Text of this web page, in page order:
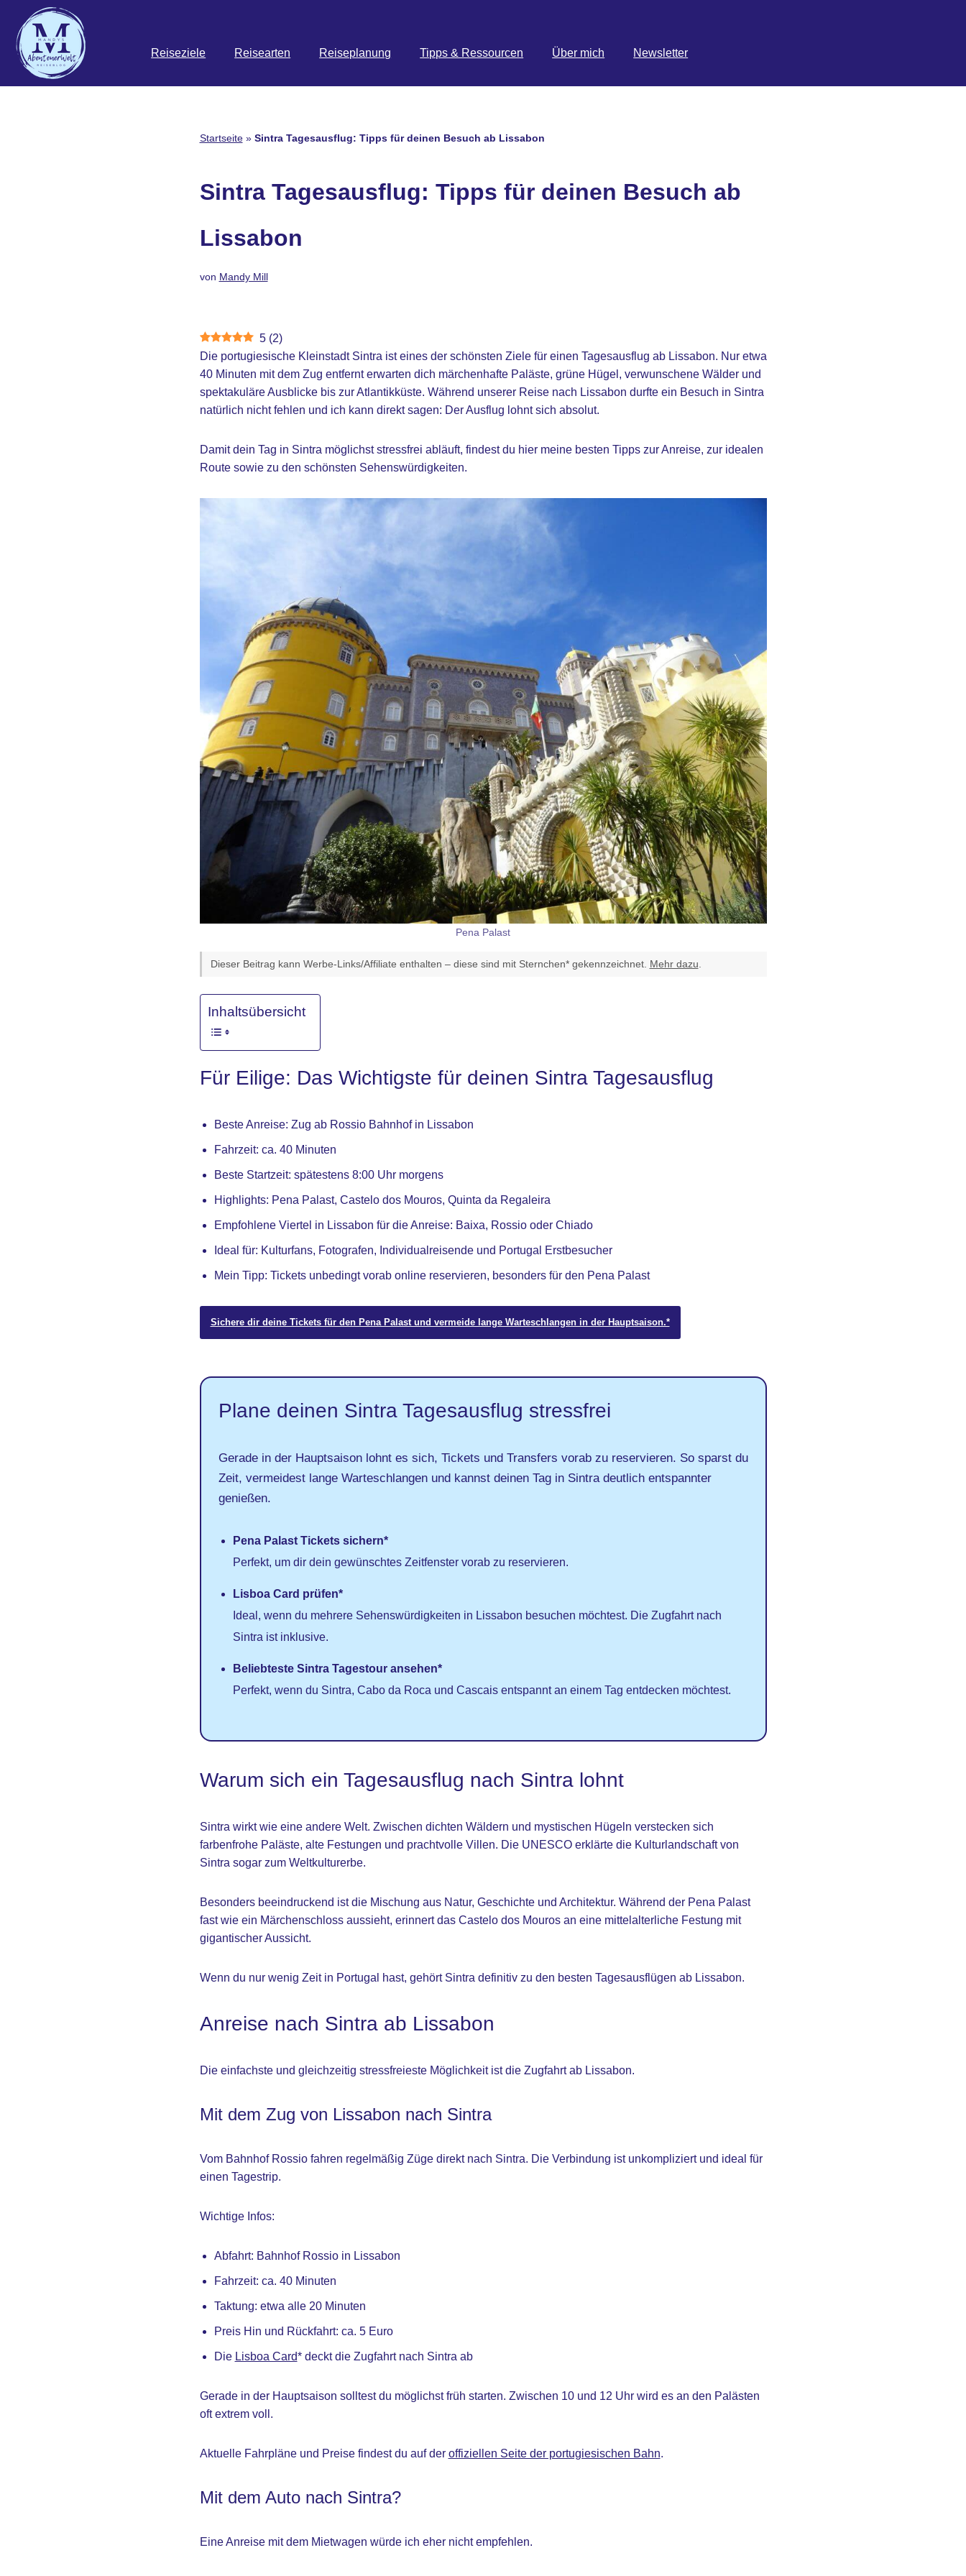
Zum
Inhalt
springen
Reiseziele Reisearten Reiseplanung Tipps & Ressourcen Über mich Newsletter
Startseite» Sintra Tagesausflug: Tipps für deinen Besuch ab Lissabon
Sintra Tagesausflug: Tipps für deinen Besuch ab
Lissabon
von Mandy Mill
5 (2)
Die portugiesische Kleinstadt Sintra ist eines der schönsten Ziele für einen Tagesausflug ab Lissabon. Nur etwa
40 Minuten mit dem Zug entfernt erwarten dich märchenhafte Paläste, grüne Hügel, verwunschene Wälder und
spektakuläre Ausblicke bis zur Atlantikküste. Während unserer Reise nach Lissabon durfte ein Besuch in Sintra
natürlich nicht fehlen und ich kann direkt sagen: Der Ausflug lohnt sich absolut.
Damit dein Tag in Sintra möglichst stressfrei abläuft, findest du hier meine besten Tipps zur Anreise, zur idealen
Route sowie zu den schönsten Sehenswürdigkeiten.
Pena Palast
Dieser Beitrag kann Werbe-Links/Affiliate enthalten – diese sind mit Sternchen* gekennzeichnet. Mehr dazu.
Inhaltsübersicht
Für Eilige: Das Wichtigste für deinen Sintra Tagesausflug
Beste Anreise: Zug ab Rossio Bahnhof in Lissabon
Fahrzeit: ca. 40 Minuten
Beste Startzeit: spätestens 8:00 Uhr morgens
Highlights: Pena Palast, Castelo dos Mouros, Quinta da Regaleira
Empfohlene Viertel in Lissabon für die Anreise: Baixa, Rossio oder Chiado
Ideal für: Kulturfans, Fotografen, Individualreisende und Portugal Erstbesucher
Mein Tipp: Tickets unbedingt vorab online reservieren, besonders für den Pena Palast
Sichere dir deine Tickets für den Pena Palast und vermeide lange Warteschlangen in der Hauptsaison.*
Plane deinen Sintra Tagesausflug stressfrei
Gerade in der Hauptsaison lohnt es sich, Tickets und Transfers vorab zu reservieren. So sparst du
Zeit, vermeidest lange Warteschlangen und kannst deinen Tag in Sintra deutlich entspannter
genießen.
Pena Palast Tickets sichern*
Perfekt, um dir dein gewünschtes Zeitfenster vorab zu reservieren.
Lisboa Card prüfen*
Ideal, wenn du mehrere Sehenswürdigkeiten in Lissabon besuchen möchtest. Die Zugfahrt nach
Sintra ist inklusive.
Beliebteste Sintra Tagestour ansehen*
Perfekt, wenn du Sintra, Cabo da Roca und Cascais entspannt an einem Tag entdecken möchtest.
Warum sich ein Tagesausflug nach Sintra lohnt
Sintra wirkt wie eine andere Welt. Zwischen dichten Wäldern und mystischen Hügeln verstecken sich
farbenfrohe Paläste, alte Festungen und prachtvolle Villen. Die UNESCO erklärte die Kulturlandschaft von
Sintra sogar zum Weltkulturerbe.
Besonders beeindruckend ist die Mischung aus Natur, Geschichte und Architektur. Während der Pena Palast
fast wie ein Märchenschloss aussieht, erinnert das Castelo dos Mouros an eine mittelalterliche Festung mit
gigantischer Aussicht.
Wenn du nur wenig Zeit in Portugal hast, gehört Sintra definitiv zu den besten Tagesausflügen ab Lissabon.
Anreise nach Sintra ab Lissabon
Die einfachste und gleichzeitig stressfreieste Möglichkeit ist die Zugfahrt ab Lissabon.
Mit dem Zug von Lissabon nach Sintra
Vom Bahnhof Rossio fahren regelmäßig Züge direkt nach Sintra. Die Verbindung ist unkompliziert und ideal für
einen Tagestrip.
Wichtige Infos:
Abfahrt: Bahnhof Rossio in Lissabon
Fahrzeit: ca. 40 Minuten
Taktung: etwa alle 20 Minuten
Preis Hin und Rückfahrt: ca. 5 Euro
Die Lisboa Card* deckt die Zugfahrt nach Sintra ab
Gerade in der Hauptsaison solltest du möglichst früh starten. Zwischen 10 und 12 Uhr wird es an den Palästen
oft extrem voll.
Aktuelle Fahrpläne und Preise findest du auf der offiziellen Seite der portugiesischen Bahn.
Mit dem Auto nach Sintra?
Eine Anreise mit dem Mietwagen würde ich eher nicht empfehlen.